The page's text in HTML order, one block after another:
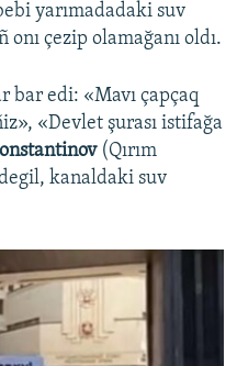
yarımadadaki suv
çezip olamağanı oldı.
bar edi: «Mavı çapçaq
«Devlet şurası istifağa
(Qırım
kanaldaki suv